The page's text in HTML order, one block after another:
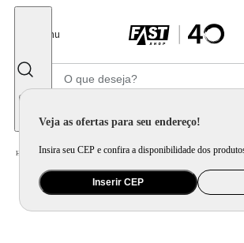
Menu
Veja as ofertas para seu endereço!
Insira seu CEP e confira a disponibilidade dos
Inserir CEP
Home Utilidade Doméstica Cozinha / Utensilio de Bancada